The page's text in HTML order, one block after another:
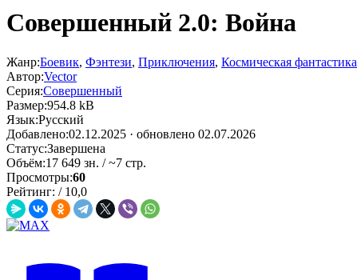
Совершенный 2.0: Война
Жанр:Боевик, Фэнтези, Приключения, Космическая фантастика
Автор:Vector
Серия:Совершенный
Размер:954.8 kB
Язык:Русский
Добавлено:02.12.2025 · обновлено 02.07.2026
Статус:Завершена
Объём:17 649 зн. / ~7 стр.
Просмотры:60
Рейтинг: / 10,0